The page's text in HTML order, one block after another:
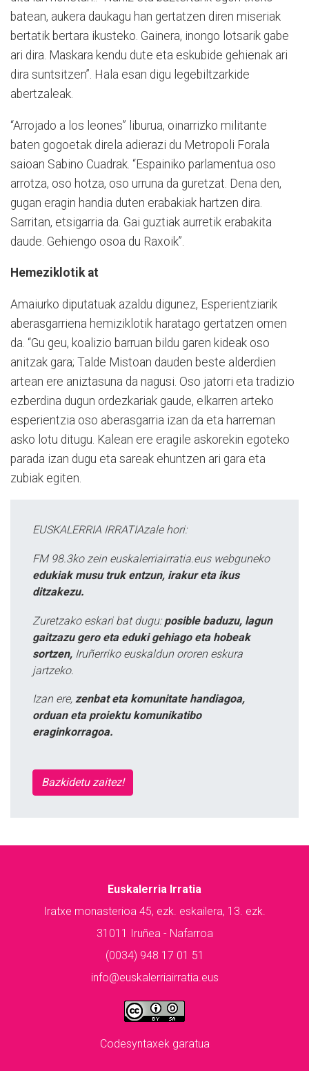
batean, aukera daukagu han gertatzen diren miseriak
bertatik bertara ikusteko. Gainera, inongo lotsarik gabe
ari dira. Maskara kendu dute eta eskubide gehienak ari
dira suntsitzen”. Hala esan digu legebiltzarkide
abertzaleak.
“Arrojado a los leones” liburua, oinarrizko militante
baten gogoetak direla adierazi du Metropoli Forala
saioan Sabino Cuadrak. “Espainiko parlamentua oso
arrotza, oso hotza, oso urruna da guretzat. Dena den,
gugan eragin handia duten erabakiak hartzen dira.
Sarritan, etsigarria da. Gai guztiak aurretik erabakita
daude. Gehiengo osoa du Raxoik”.
Hemeziklotik at
Amaiurko diputatuak azaldu digunez, Esperientziarik
aberasgarriena hemiziklotik haratago gertatzen omen
da. “Gu geu, koalizio barruan bildu garen kideak oso
anitzak gara; Talde Mistoan dauden beste alderdien
artean ere aniztasuna da nagusi. Oso jatorri eta tradizio
ezberdina dugun ordezkariak gaude, elkarren arteko
esperientzia oso aberasgarria izan da eta harreman
asko lotu ditugu. Kalean ere eragile askorekin egoteko
parada izan dugu eta sareak ehuntzen ari gara eta
zubiak egiten.
EUSKALERRIA IRRATIAzale hori:
FM 98.3ko zein euskalerriairratia.eus webguneko
edukiak musu truk entzun, irakur eta ikus
ditzakezu.
Zuretzako eskari bat dugu: posible baduzu, lagun
gaitzazu gero eta eduki gehiago eta hobeak
sortzen, Iruñerriko euskaldun ororen eskura
jartzeko.
Izan ere, zenbat eta komunitate handiagoa,
orduan eta proiektu komunikatibo
eraginkorragoa.
Bazkidetu zaitez!
Euskalerria Irratia
Iratxe monasterioa 45, ezk. eskailera, 13. ezk.
31011 Iruñea - Nafarroa
(0034) 948 17 01 51
info@euskalerriairratia.eus
Codesyntaxek garatua